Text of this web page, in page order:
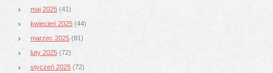
maj 2025 (41)
kwiecień 2025 (44)
marzec 2025 (81)
luty 2025 (72)
styczeń 2025 (72)